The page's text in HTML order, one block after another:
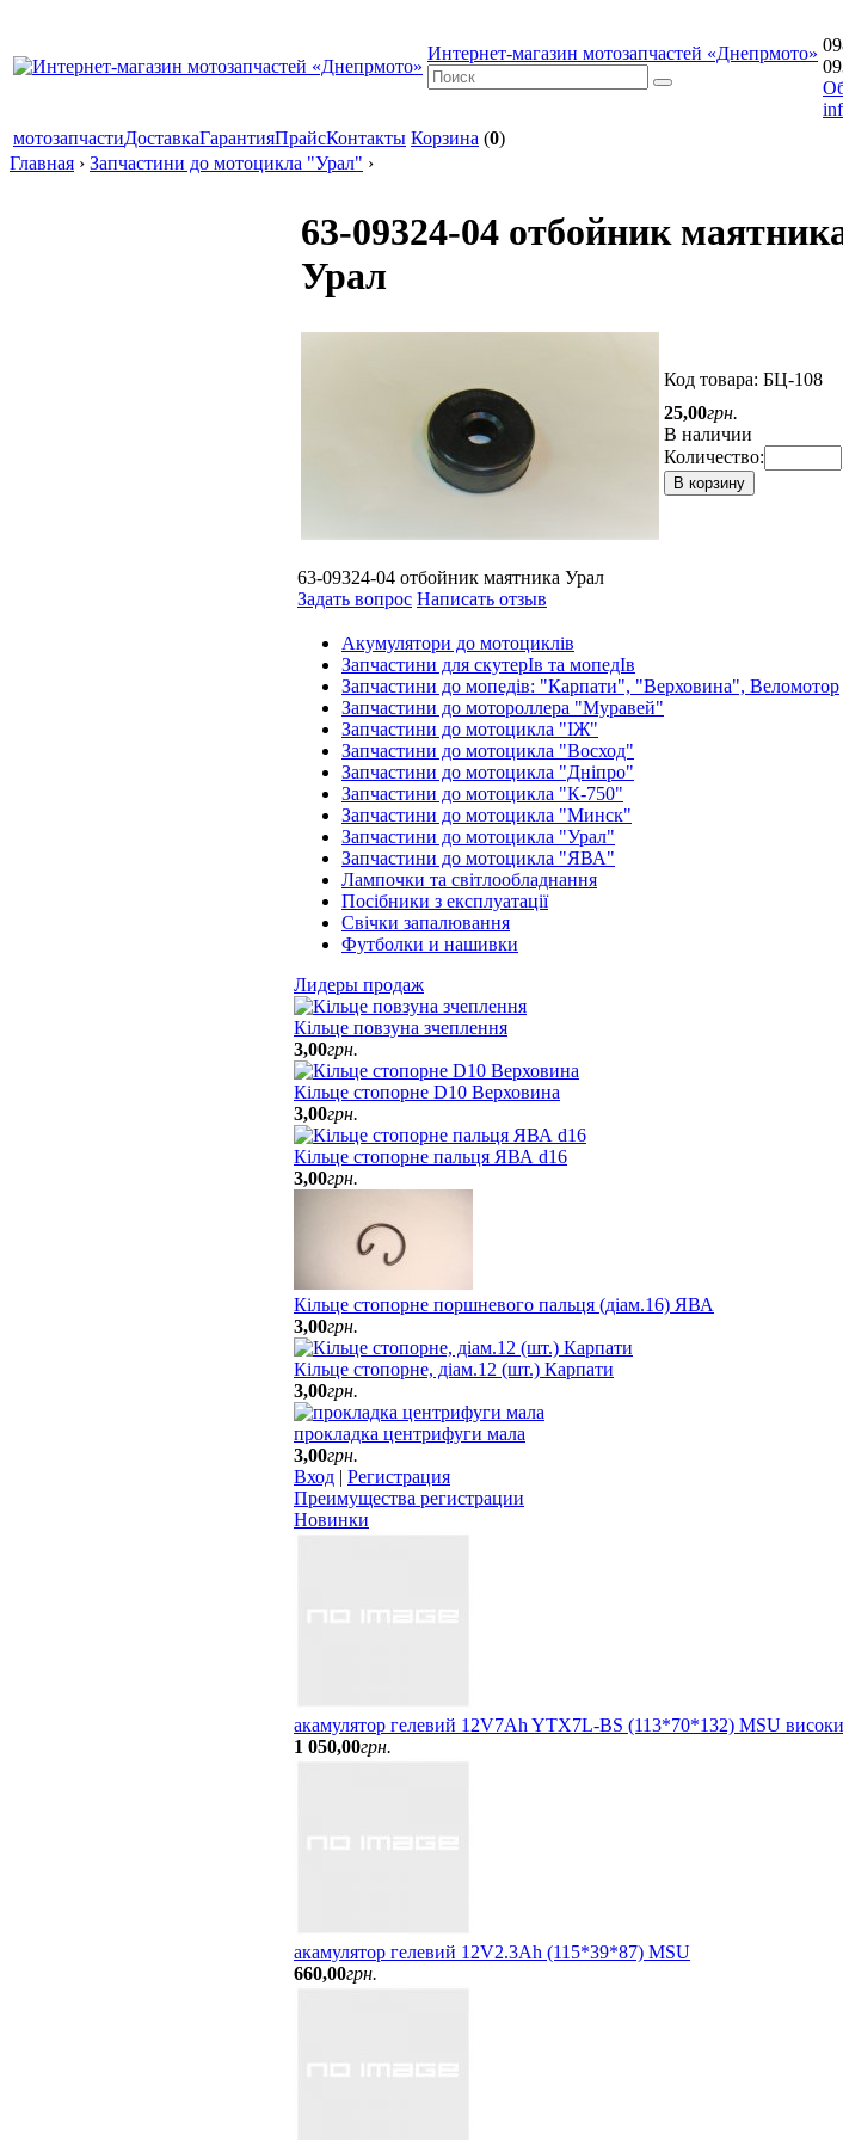
Интернет-магазин мотозапчастей «Днепрмото»
мотозапчастиДоставкаГарантияПрайсКонтакты Корзина (0)
Главная › Запчастини до мотоцикла "Урал" ›
63-09324-04 отбойник
Урал
Код товара: БЦ-108
25,00грн.
В наличии
Количество:
В корзину
63-09324-04 отбойник маятника Урал
Задать вопрос Написать отзыв
Акумулятори до мотоциклів
Запчастини для скутерІв та мопедІв
Запчастини до мопедів: "Карпати", "Верховина", Веломотор
Запчастини до мотороллера "Муравей"
Запчастини до мотоцикла "ІЖ"
Запчастини до мотоцикла "Восход"
Запчастини до мотоцикла "Дніпро"
Запчастини до мотоцикла "К-750"
Запчастини до мотоцикла "Минск"
Запчастини до мотоцикла "Урал"
Запчастини до мотоцикла "ЯВА"
Лампочки та світлообладнання
Посібники з експлуатації
Свічки запалювання
Футболки и нашивки
Лидеры продаж
Кільце повзуна зчеплення
3,00грн.
Кільце стопорне D10 Верховина
3,00грн.
Кільце стопорне пальця ЯВА d16
3,00грн.
Кільце стопорне поршневого пальця (діам.16) ЯВА
3,00грн.
Кільце стопорне, діам.12 (шт.) Карпати
3,00грн.
прокладка центрифуги мала
3,00грн.
Вход | Регистрация
Преимущества регистрации
Новинки
акамулятор гелевий 12V7Ah YTX7L-BS (113*70*132) MSU
1 050,00грн.
акамулятор гелевий 12V2.3Ah (115*39*87) MSU
660,00грн.